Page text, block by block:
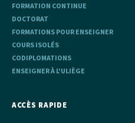
FORMATION CONTINUE
DOCTORAT
FORMATIONS POUR ENSEIGNER
COURS ISOLÉS
CODIPLOMATIONS
ENSEIGNER À L'ULIÈGE
ACCÈS RAPIDE